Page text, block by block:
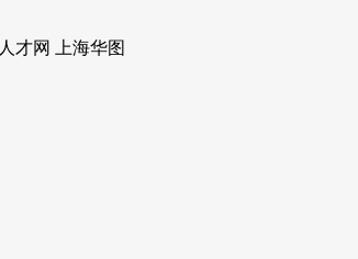
才网 上海华图